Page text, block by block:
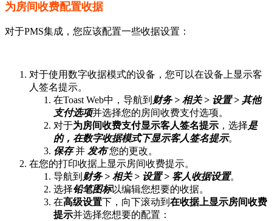
为房间收费配置收据
对于PMS集成，您应该配置一些收据设置：
对于使用数字收据模式的设备，您可以在设备上显示客
人签名提示。
在Toast Web中，导航到 财务 > 相关 > 设置 > 其他
支付选项并选择您的房间收费支付选项。
对于为房间收费支付显示客人签名提示 ，选择是
的，在数字收据模式下显示客人签名提示。
保存并 发布您的更改。
在您的打印收据上显示房间收费提示。
导航到 财务 > 相关 > 设置 > 客人收据设置。
选择铅笔图标以编辑您想要的收据。
在高级设置下，向下滚动到 在收据上显示房间收费
提示并选择您想要的配置：